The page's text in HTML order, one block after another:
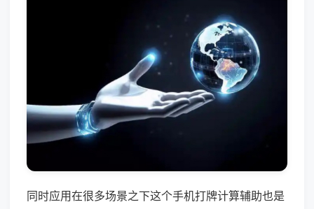
同时应用在很多场景之下这个手机打牌计算辅助也是